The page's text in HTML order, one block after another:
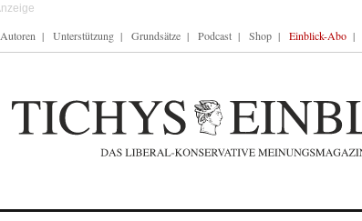
Autoren Unterstützung Grundsätze Podcast Shop Einblick-Abo